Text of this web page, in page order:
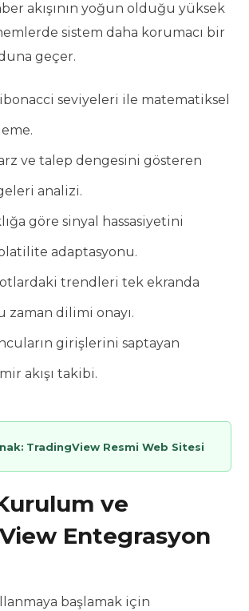
akışının yoğun olduğu yüksek
sistem daha korumacı bir
geçer.
seviyeleri ile matematiksel
ve talep dengesini gösteren
analizi.
göre sinyal hassasiyetini
adaptasyonu.
trendleri tek ekranda
zaman dilimi onayı.
girişlerini saptayan
akışı takibi.
TradingView Resmi Web Sitesi
ve
Entegrasyon
başlamak için